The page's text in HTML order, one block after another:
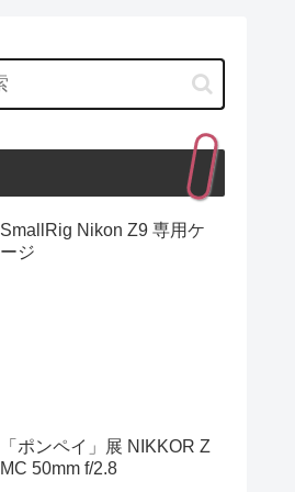
SmallRig Nikon Z9 専用ケ
ージ
「ポンペイ」展 NIKKOR Z
MC 50mm f/2.8